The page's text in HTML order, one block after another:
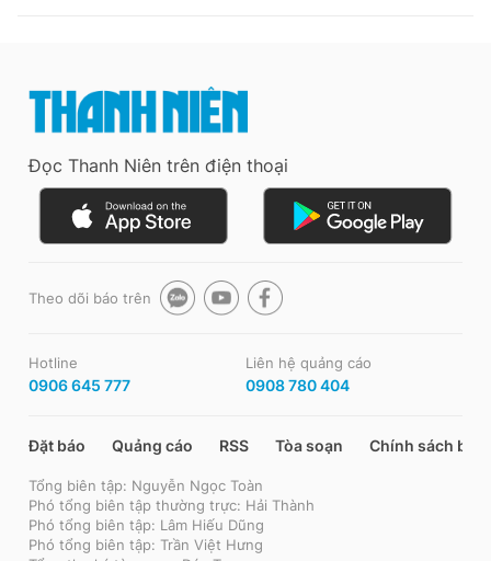
Đọc Thanh Niên trên điện thoại
Theo dõi báo trên
Hotline
0906 645 777
Liên hệ quảng cáo
0908 780 404
Đặt báo Quảng cáo RSS Tòa soạn Chính sách bảo
Tổng biên tập: Nguyễn Ngọc Toàn
Phó tổng biên tập thường trực: Hải Thành
Phó tổng biên tập: Lâm Hiếu Dũng
Phó tổng biên tập: Trần Việt Hưng